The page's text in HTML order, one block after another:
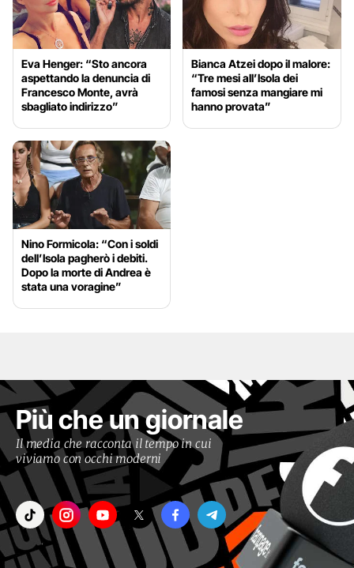
Eva Henger: “Sto ancora
aspettando la denuncia di
Francesco Monte, avrà
sbagliato indirizzo”
Bianca Atzei dopo il malore:
“Tre mesi all’Isola dei
famosi senza mangiare mi
hanno provata”
Nino Formicola: “Con i soldi
dell’Isola pagherò i debiti.
Dopo la morte di Andrea è
stata una voragine”
Più che un giornale
Il media che racconta il tempo in cui
viviamo con occhi moderni